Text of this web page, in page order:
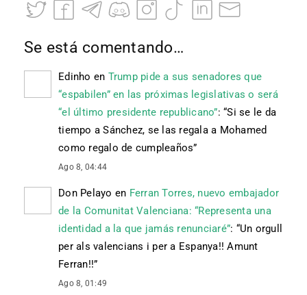
Se está comentando…
Edinho en Trump pide a sus senadores que
“espabilen” en las próximas legislativas o será
“el último presidente republicano”: “Si se le da
tiempo a Sánchez, se las regala a Mohamed
como regalo de cumpleaños”
Ago 8, 04:44
Don Pelayo en Ferran Torres, nuevo embajador
de la Comunitat Valenciana: “Representa una
identidad a la que jamás renunciaré”: “Un orgull
per als valencians i per a Espanya!! Amunt
Ferran!!”
Ago 8, 01:49